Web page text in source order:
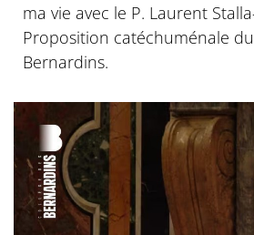
ma vie avec le P. Laurent
Proposition catéchuménale
Bernardins.